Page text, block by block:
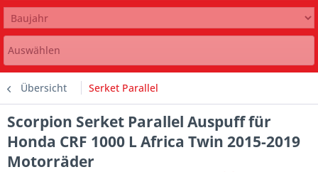
Auswählen
Übersicht Serket Parallel
Scorpion Serket Parallel Auspuff für
Honda CRF 1000 L Africa Twin 2015-2019
Motorräder